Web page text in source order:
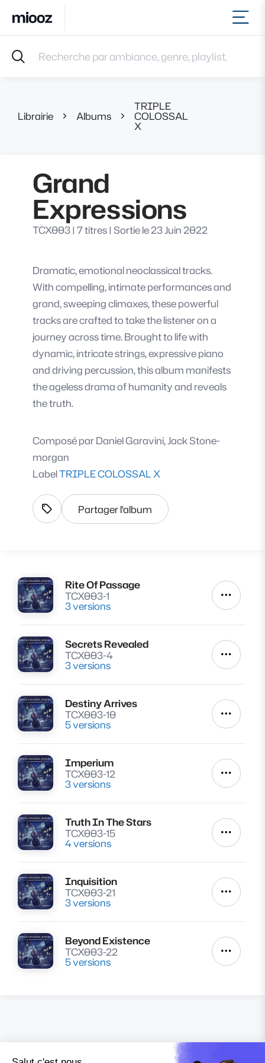
Accueil
Musiques
Playlists
Librairie Albums
TRIPLE
COLOSSAL
X
Grand
Expressions
TCX003| 7 titres| Sortie le 23 Juin 2022
Dramatic, emotional neoclassical tracks.
With compelling, intimate performances and
grand, sweeping climaxes, these powerful
tracks are crafted to take the listener on a
journey across time. Brought to life with
dynamic, intricate strings, expressive piano
and driving percussion, this album manifests
the ageless drama of humanity and reveals
the truth.
Composé par Daniel Garavini, Jack Stone-
morgan
LabelTRIPLE COLOSSAL X
Afficher les tags
Partager l'album
Lire
Rite Of Passage
TCX003-1
3 versions Autres
Lire
Secrets Revealed
TCX003-4
3 versions Autres
Lire
Destiny Arrives
TCX003-10
5 versions Autres
Lire
Imperium
TCX003-12
3 versions Autres
Lire
Truth In The Stars
TCX003-15
4 versions Autres
Lire
Inquisition
TCX003-21
3 versions Autres
Lire
Beyond Existence
TCX003-22
5 versions Autres